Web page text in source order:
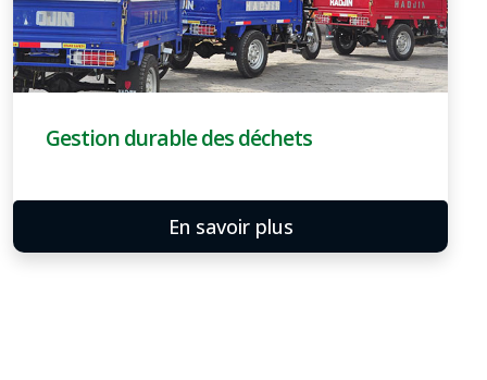
Gestion durable des déchets
En savoir plus